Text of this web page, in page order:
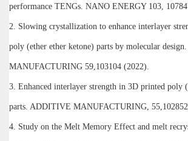
performance TENGs. NANO ENERGY 103,
2. Slowing crystallization to enhance interlayer
poly (ether ether ketone) parts by molecular
MANUFACTURING 59,103104 (2022).
3. Enhanced interlayer strength in 3D printed poly
parts. ADDITIVE MANUFACTURING, 55,102852
4. Study on the Melt Memory Effect and melt